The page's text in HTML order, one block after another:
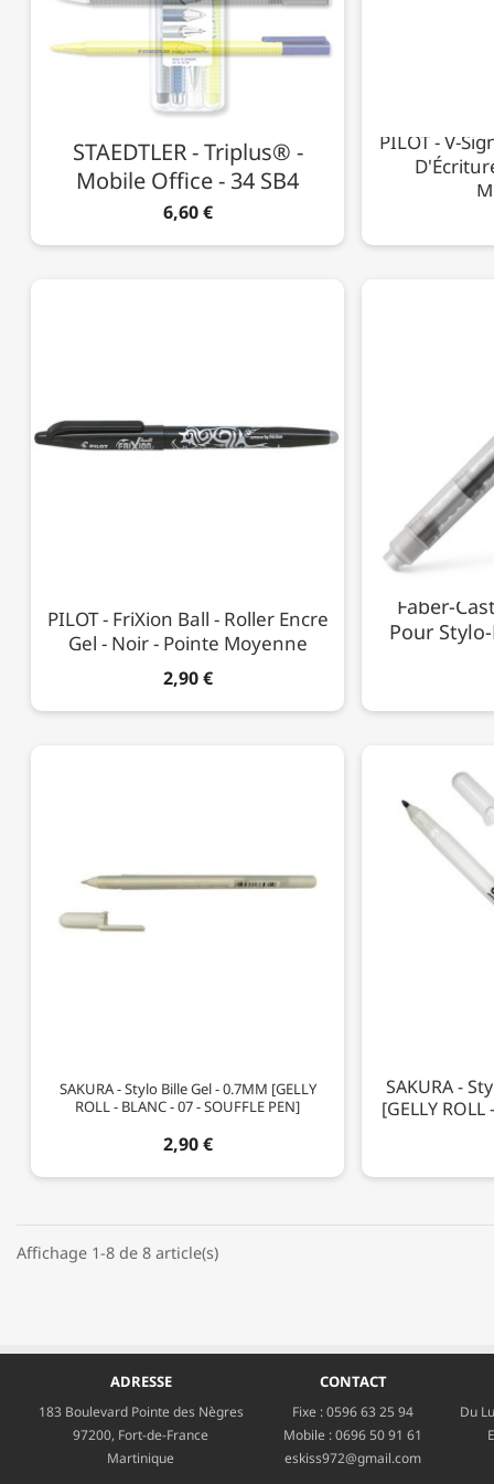
STAEDTLER - Triplus® -
Mobile Office - 34 SB4
6,60 €
PILOT - V-
PILOT - FriXion Ball - Roller Encre
Gel - Noir - Pointe Moyenne
2,90 €
Faber-
Pour
SAKURA - Stylo Bille Gel - 0.7MM [GELLY
ROLL - BLANC - 07 - SOUFFLE PEN]
2,90 €
SAKURA -
[GELLY
Affichage 1-8 de 8 article(s)
ADRESSE
183 Boulevard Pointe des Nègres
97200, Fort-de-France
Martinique
CONTACT
Fixe :0596 63 25 94
Mobile :0696 50 91 61
eskiss972@gmail.com
Du